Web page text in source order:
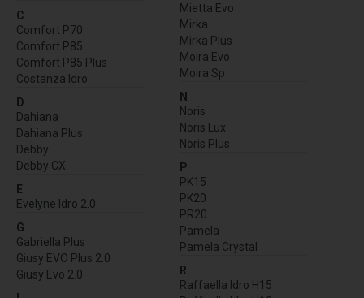
C
Comfort P70
Comfort P85
Comfort P85 Plus
Costanza Idro
D
Dahiana
Dahiana Plus
Debby
Debby CX
E
Evelyne Idro 2.0
G
Gabriella Plus
Giusy EVO Plus 2.0
Giusy Evo 2.0
Mietta Evo
Mirka
Mirka Plus
Moira Evo
Moira Sp
N
Noris
Noris Lux
Noris Plus
P
PK15
PK20
PR20
Pamela
Pamela Crystal
R
Raffaella Idro H15